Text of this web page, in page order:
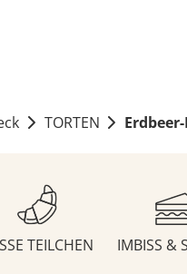
TORTEN
TEILCHEN IMBISS &